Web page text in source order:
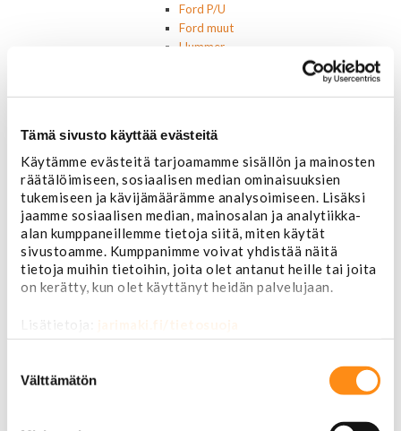
Tämä sivusto käyttää evästeitä
Käytämme evästeitä tarjoamamme sisällön ja mainosten
räätälöimiseen, sosiaalisen median ominaisuuksien
tukemiseen ja kävijämäärämme analysoimiseen. Lisäksi
jaamme sosiaalisen median, mainosalan ja analytiikka-
alan kumppaneillemme tietoja siitä, miten käytät
sivustoamme. Kumppanimme voivat yhdistää näitä
tietoja muihin tietoihin, joita olet antanut heille tai joita
on kerätty, kun olet käyttänyt heidän palvelujaan.
Lisätietoja: jarimaki.fi/tietosuoja
valinta
Välttämätön
Ford P/U
Ford muut
Hummer
Muut
Sumu- ja peruutusvalot
Sivuvalot ja markerit
Polttimot
Sähköosat
Akut
Lasinnostin- ja keskuslukon moottorit
Laturit ja laturin osat
Laturit
Laturin osat